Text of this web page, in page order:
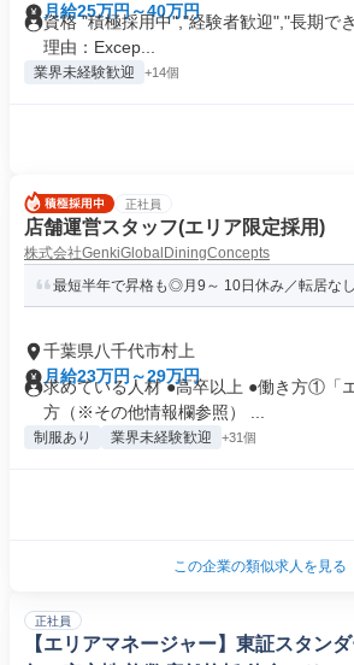
月給25万円～40万円
資格 "積極採用中","経験者歓迎","長期で
理由：Excep...
業界未経験歓迎 +14個
正社員
店舗運営スタッフ(エリア限定採用)
株式会社GenkiGlobalDiningConcepts
最短半年で昇格も◎月9～ 10日休み／転居なし
千葉県八千代市村上
月給23万円～29万円
求めている人材 ●高卒以上 ●働き方①「
方（※その他情報欄参照） ...
制服あり 業界未経験歓迎 +31個
この企業の類似求人を見る
正社員
【エリアマネージャー】東証スタン